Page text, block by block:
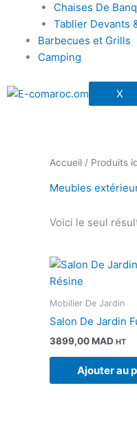
Chaises De
Tablier Devants
Barbecues et Grills
Camping
X
Accueil / Produits
Meubles
Voici le seul
Mobilier De Jardin
Salon De Jardin
3899,00MAD HT
Ajouter au